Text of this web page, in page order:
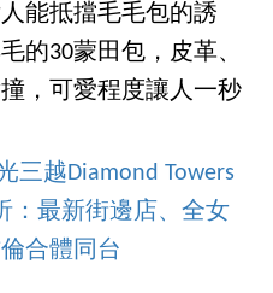
能抵擋毛毛包的誘
的30蒙田包，皮革、
，可愛程度讓人一秒
三越Diamond Towers
：最新街邊店、全女
合體同台